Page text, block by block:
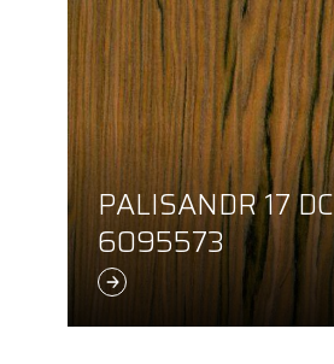
PALISANDR 17 DC
6095573